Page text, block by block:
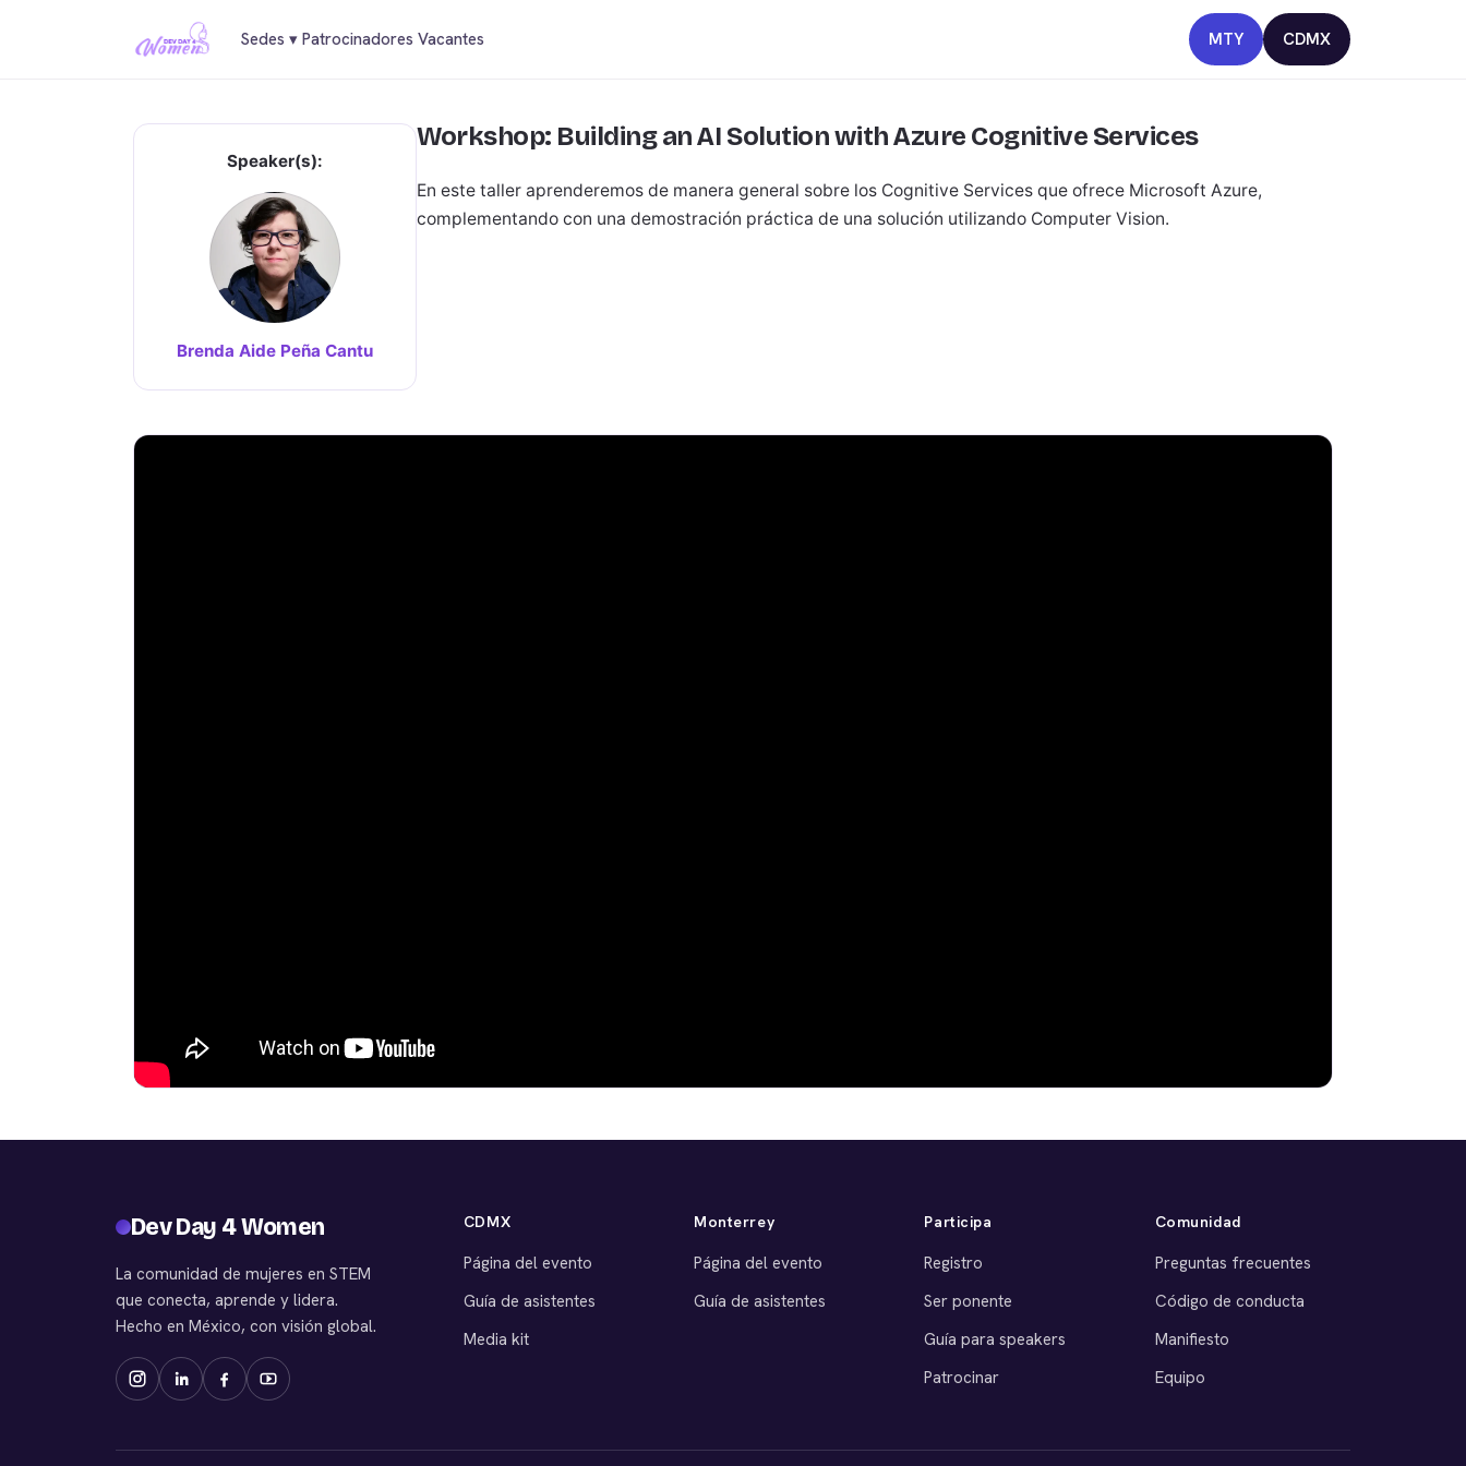
Sedes▾ Patrocinadores Vacantes MTY CDMX
Speaker(s):
Brenda Aide Peña Cantu
Workshop: Building an AI Solution with Azure Cognitive Services
En este taller aprenderemos de manera general sobre los Cognitive Services que ofrece Microsoft Azure,
complementando con una demostración práctica de una solución utilizando Computer Vision.
Dev Day 4 Women
La comunidad de mujeres en STEM
que conecta, aprende y lidera.
Hecho en México, con visión global.
CDMX
Página del evento
Guía de asistentes
Media kit
Monterrey
Página del evento
Guía de asistentes
Participa
Registro
Ser ponente
Guía para speakers
Patrocinar
Comunidad
Preguntas frecuentes
Código de conducta
Manifiesto
Equipo